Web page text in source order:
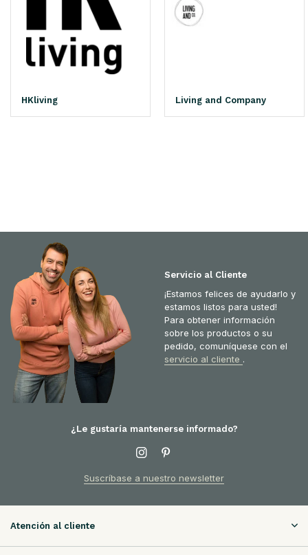
HKliving Living and Company
Servicio al Cliente
¡Estamos felices de ayudarlo y
estamos listos para usted!
Para obtener información
sobre los productos o su
pedido, comuníquese con el
servicio al cliente .
¿Le gustaría mantenerse informado?
Suscríbase a nuestro newsletter
Atención al cliente